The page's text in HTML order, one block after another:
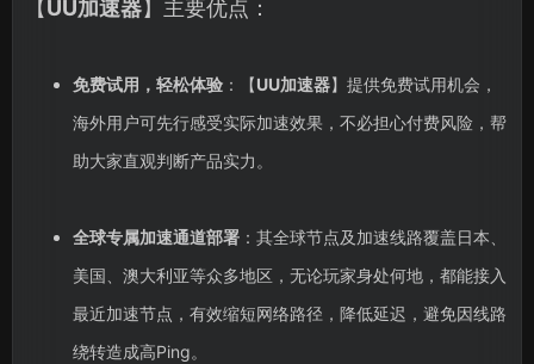
【UU加速器】主要优点：
免费试用，轻松体验：【UU加速器】提供免费试用机会，
海外用户可先行感受实际加速效果，不必担心付费风险，帮
助大家直观判断产品实力。
全球专属加速通道部署：其全球节点及加速线路覆盖日本、
美国、澳大利亚等众多地区，无论玩家身处何地，都能接入
最近加速节点，有效缩短网络路径，降低延迟，避免因线路
绕转造成高Ping。